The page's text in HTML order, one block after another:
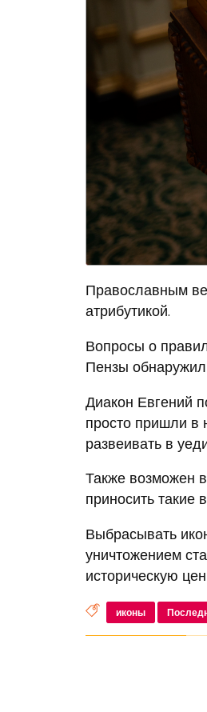
Православным
атрибутикой.
Вопросы о
Пензы
Диакон Евгений
просто пришли в
развеивать в
Также возможен
приносить
Выбрасывать
уничтожением
историческую
иконы